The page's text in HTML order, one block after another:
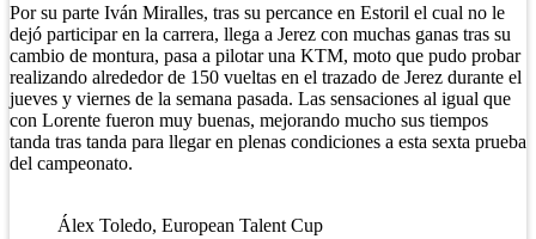
Por su parte Iván Miralles, tras su percance en Estoril el cual no le
dejó participar en la carrera, llega a Jerez con muchas ganas tras su
cambio de montura, pasa a pilotar una KTM, moto que pudo probar
realizando alrededor de 150 vueltas en el trazado de Jerez durante el
jueves y viernes de la semana pasada. Las sensaciones al igual que
con Lorente fueron muy buenas, mejorando mucho sus tiempos
tanda tras tanda para llegar en plenas condiciones a esta sexta prueba
del campeonato.
Álex Toledo, European Talent Cup